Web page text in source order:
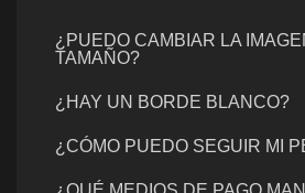
¿PUEDO CAMBIAR LA
TAMAÑO?
¿HAY UN BORDE BLANCO?
¿CÓMO PUEDO SEGUIR MI